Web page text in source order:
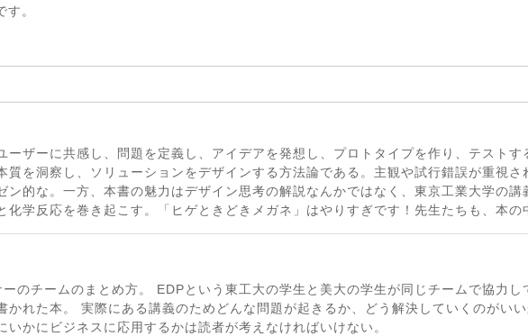
。
ーザーに共感し、問題を定義し、アイデアを発想し、プロトタイプを作り、テスト
質を洞察し、ソリューションをデザインする方法論である。主観や試行錯誤が重視さ
ン的な。一方、本書の魅力はデザイン思考の解説なんかではなく、東京工業大学の講
化学反応を巻き起こす。「ヒゲときどきメガネ」はやりすぎです！先生たちも、本の
のチームのまとめ方。 EDPという東工大の学生と美大の学生が同じチームで協力し
かれた本。 実際にある講義のためどんな問題が起きるか、どう解決していくのがいい
いかにビジネスに応用するかは読者が考えなければいけない。